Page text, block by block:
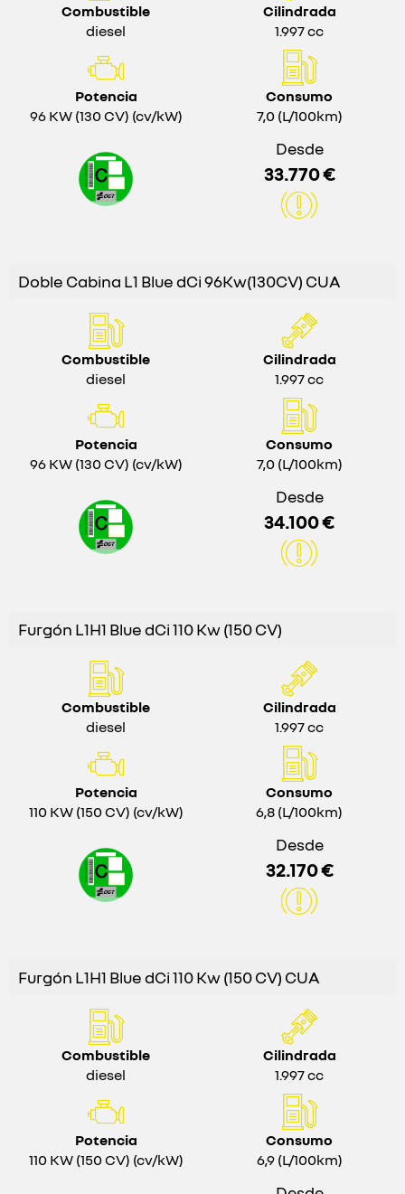
Combustible
diesel
Cilindrada
1.997 cc
Potencia
96 KW (130 CV) (cv/kW)
Consumo
7,0 (L/100km)
Desde
33.770 €
Doble Cabina L1 Blue dCi 96Kw(130CV) CUA
Combustible
diesel
Cilindrada
1.997 cc
Potencia
96 KW (130 CV) (cv/kW)
Consumo
7,0 (L/100km)
Desde
34.100 €
Furgón L1H1 Blue dCi 110 Kw (150 CV)
Combustible
diesel
Cilindrada
1.997 cc
Potencia
110 KW (150 CV) (cv/kW)
Consumo
6,8 (L/100km)
Desde
32.170 €
Furgón L1H1 Blue dCi 110 Kw (150 CV) CUA
Combustible
diesel
Cilindrada
1.997 cc
Potencia
110 KW (150 CV) (cv/kW)
Consumo
6,9 (L/100km)